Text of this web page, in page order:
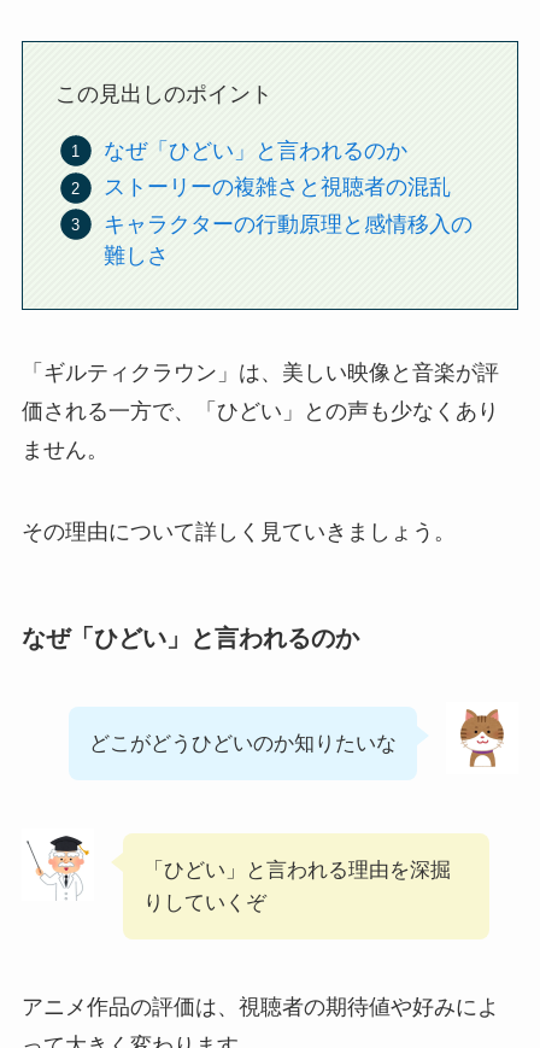
この見出しのポイント
なぜ「ひどい」と言われるのか
ストーリーの複雑さと視聴者の混乱
キャラクターの行動原理と感情移入の
難しさ
「ギルティクラウン」は、美しい映像と音楽が評
価される一方で、「ひどい」との声も少なくあり
ません。
その理由について詳しく見ていきましょう。
なぜ「ひどい」と言われるのか
どこがどうひどいのか知りたいな
「ひどい」と言われる理由を深掘
りしていくぞ
アニメ作品の評価は、視聴者の期待値や好みによ